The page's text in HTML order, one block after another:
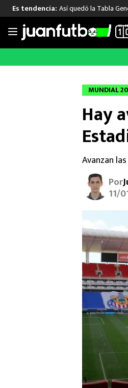
Saltar
Es tendencia: Así quedó la Tabla
LIGA MX
Chivas de Guadalajara
Liga MX Femenil
MUNDIAL
Hay
Avanzan
Por
11/